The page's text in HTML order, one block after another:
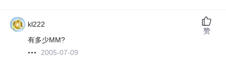
kl222
有多少MM?
2005-07-09
赞